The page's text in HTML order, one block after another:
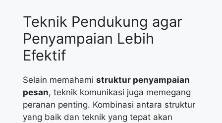
Teknik Pendukung agar
Penyampaian Lebih
Efektif
Selain memahami struktur penyampaian
pesan, teknik komunikasi juga memegang
peranan penting. Kombinasi antara struktur
yang baik dan teknik yang tepat akan